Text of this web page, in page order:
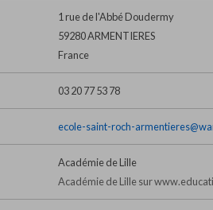
1 rue de l'Abbé Doudermy
59280 ARMENTIERES
France
03 20 77 53 78
ecole-saint-roch-
Académie de Lille
Académie de Lille sur